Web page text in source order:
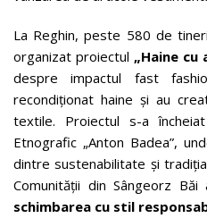
La Reghin, peste 580 de
organizat proiectul „Haine cu
despre impactul fast
recondiționat haine și au
textile. Proiectul s-a
Etnografic „Anton Badea”,
dintre sustenabilitate și tradiția
Comunității din Sângeorz
schimbarea cu stil